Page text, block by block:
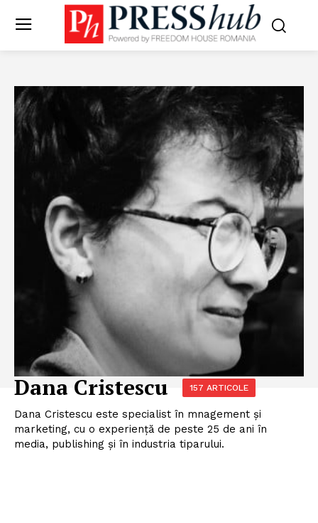
Dana Cristescu 157 ARTICOLE
Dana Cristescu este specialist în mnagement și
marketing, cu o experiență de peste 25 de ani în
media, publishing și în industria tiparului.